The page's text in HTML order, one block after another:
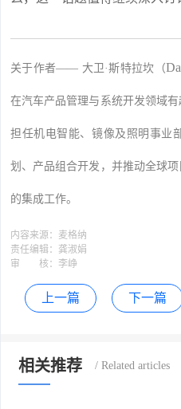
关于作者—— 大卫·斯特拉坎（
在汽车产品管理与系统开发领域
担任机电智能、镜像及照明事业
划、产品组合开发，并推动全球
的集成工作。
内容来源： 麦格纳
责任编辑： 龚淑娟
审 核： 李峥
上一篇 下一篇
相关推荐